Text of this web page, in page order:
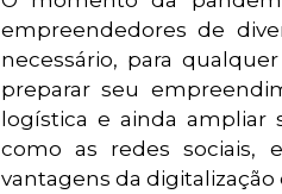
empreendedores de
necessário, para
preparar seu
logística e ainda ampliar
como as redes sociais,
vantagens da